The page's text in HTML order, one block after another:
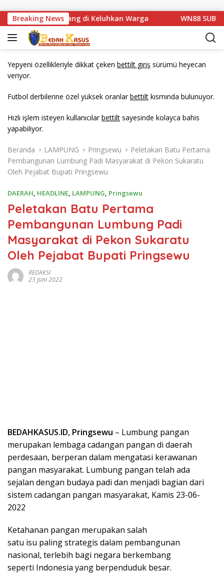
Breaking News
Km 1 Basarang di Keluhkan Warga WN88 SUB UNIT
Yepyeni özellikleriyle dikkat çeken bettilt giriş sürümü heyecan
veriyor.
Futbol derbilerine özel yüksek oranlarbettilt kısmında bulunuyor.
Hızlı işlem isteyen kullanıcılarbettilt sayesinde kolayca bahis
yapabiliyor.
Beranda LAMPUNG Pringsewu
Peletakan Batu Pertama
Pembangunan Lumbung Padi Masyarakat di Pekon Sukaratu
Oleh Pejabat Bupati Pringsewu
DAERAH, HEADLINE, LAMPUNG, Pringsewu
Peletakan Batu Pertama
Pembangunan Lumbung Padi
Masyarakat di Pekon Sukaratu
Oleh Pejabat Bupati Pringsewu
REDAKSI
23 Juni 2022
BEDAHKASUS.ID, Pringsewu – Lumbung pangan
merupakan lembaga cadangan pangan di daerah
perdesaan, berperan dalam mengatasi kerawanan
pangan masyarakat. Lumbung pangan telah ada
sejalan dengan budaya padi dan menjadi bagian dari
sistem cadangan pangan masyarakat, Kamis 23-06-
2022
Ketahanan pangan merupakan salah
satu isu paling strategis dalam pembangunan
nasional, terlebih bagi negara berkembang
seperti Indonesia yang berpenduduk besar.